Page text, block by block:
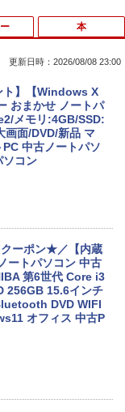
更新日時：2026/08/08 23:00
ト】【Windows X
おまかせ ノートパ
メモリ:4GB/SSD:
画面/DVD/新品 マ
中古ノートパソ
ソコン
ーポン★／【内蔵
ートパソコン 中古
第6世代 Core i3
256GB 15.6インチ
DVD WIFI
オフィス 中古P
本